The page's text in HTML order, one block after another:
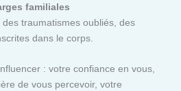
familiales
, des traumatismes oubliés, des
dans le corps.
: votre confiance en vous,
de vous percevoir, votre